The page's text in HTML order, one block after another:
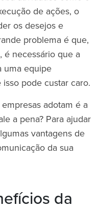
de ações, o
os desejos e
problema é que,
é necessário que a
uma equipe
pode custar caro.
adotam é a
a pena? Para ajudar
vantagens de
da sua
da